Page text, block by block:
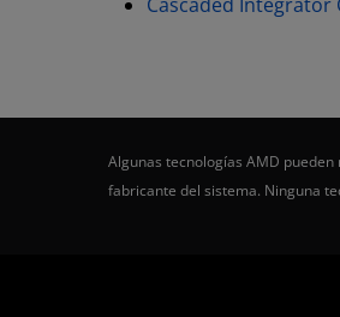
Algunas tecnologías AMD
fabricante del sistema. Ninguna